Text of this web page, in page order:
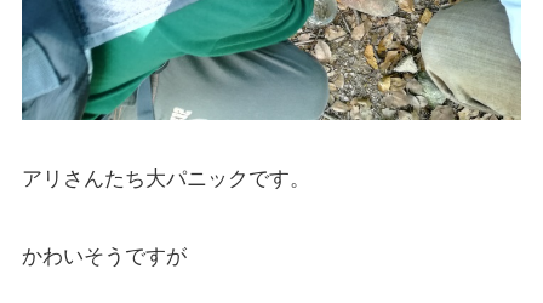
アリさんたち大パニックです。
かわいそうですが